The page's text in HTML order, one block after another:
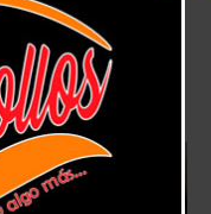
a
La Calera